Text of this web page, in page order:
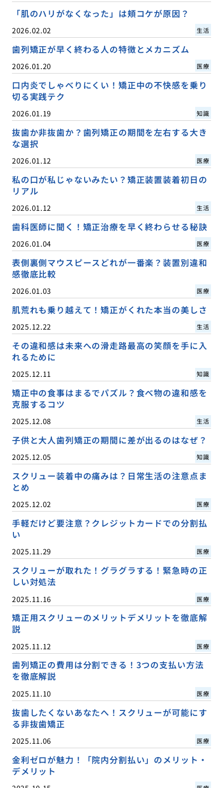
「肌のハリがなくなった」は頬コケが原因？
2026.02.02 生活
歯列矯正が早く終わる人の特徴とメカニズム
2026.01.20 医療
口内炎でしゃべりにくい！矯正中の不快感を乗り
切る実践テク
2026.01.19 知識
抜歯か非抜歯か？歯列矯正の期間を左右する大き
な選択
2026.01.12 医療
私の口が私じゃないみたい？矯正装置装着初日の
リアル
2026.01.12 生活
歯科医師に聞く！矯正治療を早く終わらせる秘訣
2026.01.04 医療
表側裏側マウスピースどれが一番楽？装置別違和
感徹底比較
2026.01.03 医療
肌荒れも乗り越えて！矯正がくれた本当の美しさ
2025.12.22 生活
その違和感は未来への滑走路最高の笑顔を手に入
れるために
2025.12.11 知識
矯正中の食事はまるでパズル？食べ物の違和感を
克服するコツ
2025.12.08 生活
子供と大人歯列矯正の期間に差が出るのはなぜ？
2025.12.05 知識
スクリュー装着中の痛みは？日常生活の注意点ま
とめ
2025.12.02 医療
手軽だけど要注意？クレジットカードでの分割払
い
2025.11.29 医療
スクリューが取れた！グラグラする！緊急時の正
しい対処法
2025.11.16 医療
矯正用スクリューのメリットデメリットを徹底解
説
2025.11.12 医療
歯列矯正の費用は分割できる！3つの支払い方法
を徹底解説
2025.11.10 医療
抜歯したくないあなたへ！スクリューが可能にす
る非抜歯矯正
2025.11.06 医療
金利ゼロが魅力！「院内分割払い」のメリット・
デメリット